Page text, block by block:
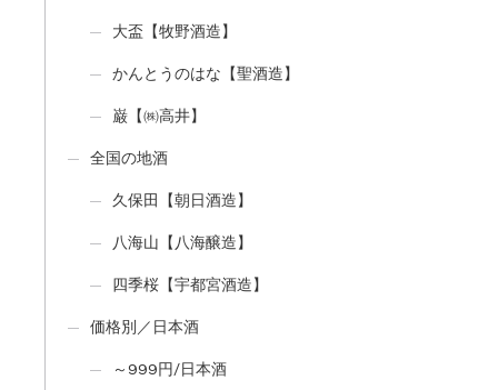
大盃【牧野酒造】
かんとうのはな【聖酒造】
巌【㈱高井】
全国の地酒
久保田【朝日酒造】
八海山【八海醸造】
四季桜【宇都宮酒造】
価格別／日本酒
～999円/日本酒